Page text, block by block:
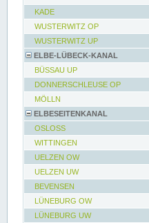
KADE
WUSTERWITZ OP
WUSTERWITZ UP
ELBE-LÜBECK-KANAL
BÜSSAU UP
DONNERSCHLEUSE OP
MÖLLN
ELBESEITENKANAL
OSLOSS
WITTINGEN
UELZEN OW
UELZEN UW
BEVENSEN
LÜNEBURG OW
LÜNEBURG UW